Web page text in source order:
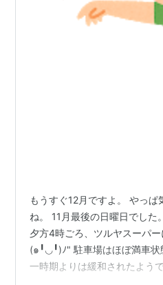
もうすぐ12月ですよ。 やっぱ
ね。 11月最後の日曜日でした
夕方4時ごろ、ツルヤスーパ
(๑╹◡╹)ﾉ" 駐車場はほぼ満車状
一時期よりは緩和されたよう